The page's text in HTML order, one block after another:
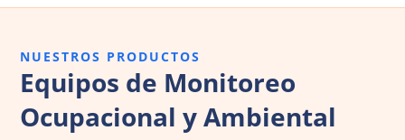
Anemómetros
Detectores de gases
Luxómetros
Barrenos
Correntómetros
Tren de muestreo isocinético TM100D7G
Estación Meteorológica
NUESTROS PRODUCTOS
Equipos de Monitoreo
Ocupacional y Ambiental